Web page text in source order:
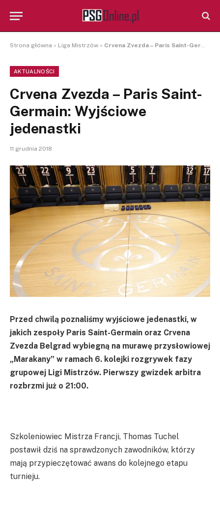
Strona główna » Liga Mistrzów » Crvena Zvezda – Paris Saint-Germain: Wyjściowe jedenastki
AKTUALNOŚCI
Crvena Zvezda – Paris Saint-
Germain: Wyjściowe
jedenastki
11 grudnia 2018
Przed chwilą poznaliśmy wyjściowe jedenastki, w
jakich zespoły Paris Saint-Germain oraz Crvena
Zvezda Belgrad wybiegną na murawę przysłowiowej
„Marakany” w ramach 6. kolejki rozgrywek fazy
grupowej Ligi Mistrzów. Pierwszy gwizdek arbitra
rozbrzmi już o 21:00.
Szkoleniowiec Mistrza Francji, Thomas Tuchel
postawił dziś na sprawdzonych zawodników, którzy
mają przypieczętować awans do kolejnego etapu
turnieju.